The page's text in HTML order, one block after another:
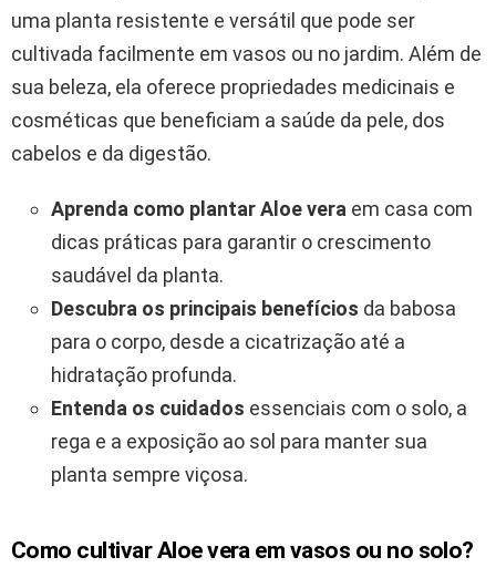
uma planta resistente e versátil que pode ser
cultivada facilmente em vasos ou no jardim. Além de
sua beleza, ela oferece propriedades medicinais e
cosméticas que beneficiam a saúde da pele, dos
cabelos e da digestão.
Aprenda como plantar Aloe vera em casa com
dicas práticas para garantir o crescimento
saudável da planta.
Descubra os principais benefícios da babosa
para o corpo, desde a cicatrização até a
hidratação profunda.
Entenda os cuidados essenciais com o solo, a
rega e a exposição ao sol para manter sua
planta sempre viçosa.
Como cultivar Aloe vera em vasos ou no solo?